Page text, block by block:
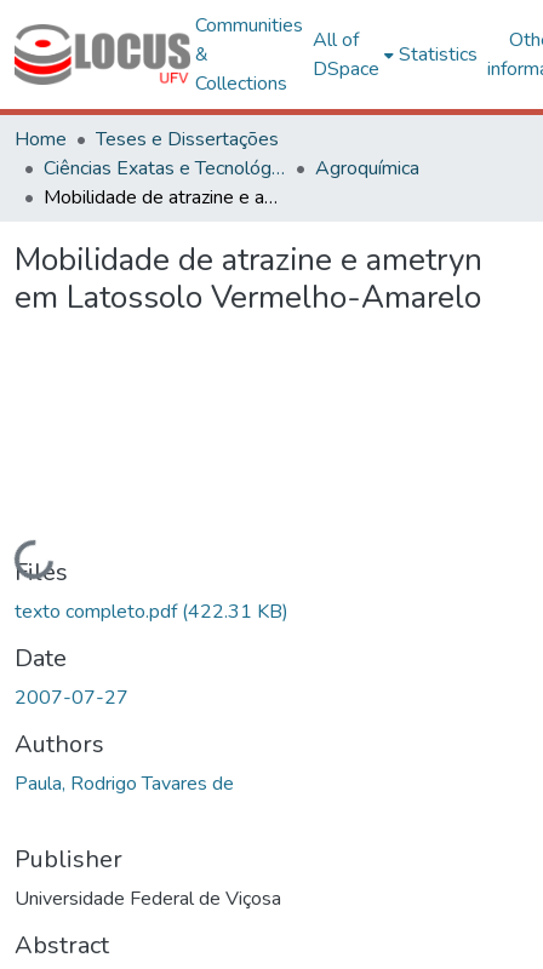
Communities
&
Collections
All of
DSpace
Statistics
Home
Teses e Dissertações
Ciências Exatas e Tecnológicas
Agroquímica
Mobilidade de atrazine e ametryn em Latossolo Vermelho-Amarelo
Mobilidade de atrazine e ametryn
em Latossolo Vermelho-Amarelo
Loading...
Files
texto completo.pdf(422.31 KB)
Date
2007-07-27
Authors
Paula, Rodrigo Tavares de
Publisher
Universidade Federal de Viçosa
Abstract